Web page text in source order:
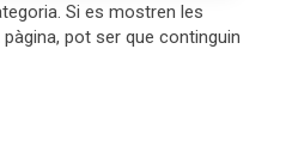
Si es mostren les
pot ser que continguin